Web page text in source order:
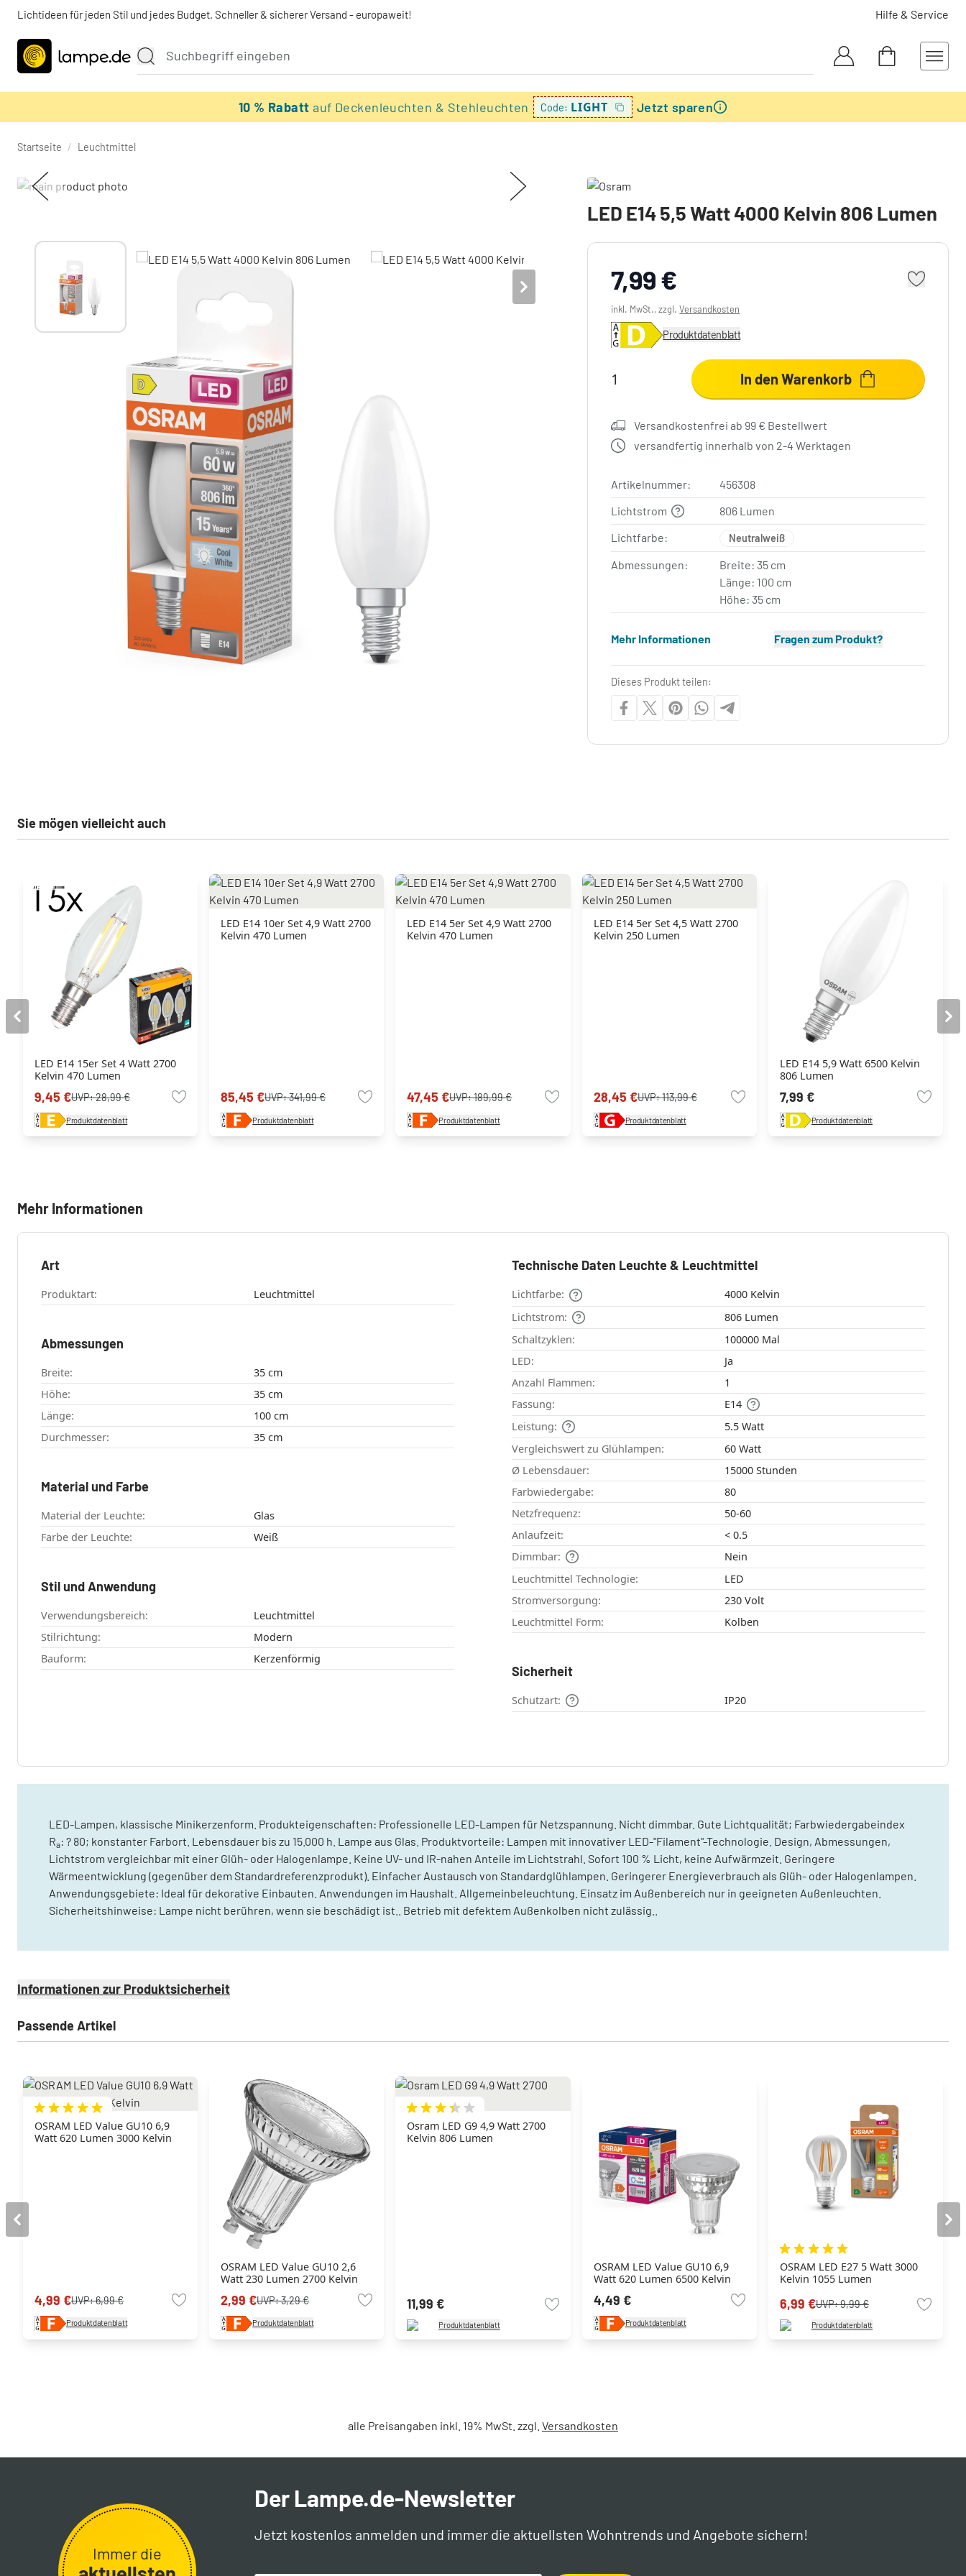
Lichtideen für jeden Stil und jedes Budget. Schneller & sicherer Versand - europaweit! Hilfe & Service
10 % Rabattauf Deckenleuchten & Stehleuchten Code: LIGHT Jetzt sparen
Startseite / Leuchtmittel
LED E14 5,5 Watt 4000 Kelvin 806 Lumen
7,99 €
inkl. MwSt., zzgl.Versandkosten
Produktdatenblatt
In den Warenkorb
Versandkostenfrei ab 99 € Bestellwert
versandfertig innerhalb von 2-4 Werktagen
Artikelnummer:
456308
Lichtstrom
806 Lumen
Lichtfarbe:
Neutralweiß
Abmessungen:
Breite: 35 cm
Länge: 100 cm
Höhe: 35 cm
Mehr Informationen Fragen zum Produkt?
Dieses Produkt teilen:
Sie mögen vielleicht auch
LED E14 15er Set 4 Watt 2700
Kelvin 470 Lumen
9,45 €UVP:28,99 €
Produktdatenblatt
LED E14 10er Set 4,9 Watt 2700
Kelvin 470 Lumen
85,45 €UVP:341,99 €
Produktdatenblatt
LED E14 5er Set 4,9 Watt 2700
Kelvin 470 Lumen
47,45 €UVP:189,99 €
Produktdatenblatt
LED E14 5er Set 4,5 Watt 2700
Kelvin 250 Lumen
28,45 €UVP:113,99 €
Produktdatenblatt
LED E14 5,9 Watt 6500 Kelvin
806 Lumen
7,99 €
Produktdatenblatt
Mehr Informationen
Art
Produktart: Leuchtmittel
Abmessungen
Breite:
35 cm
Höhe:
35 cm
Länge:
100 cm
Durchmesser:
35 cm
Material und Farbe
Material der Leuchte:
Glas
Farbe der Leuchte:
Weiß
Stil und Anwendung
Verwendungsbereich:
Leuchtmittel
Stilrichtung:
Modern
Bauform:
Kerzenförmig
Technische Daten Leuchte & Leuchtmittel
Lichtfarbe:
4000 Kelvin
Lichtstrom:
806 Lumen
Schaltzyklen:
100000 Mal
LED:
Ja
Anzahl Flammen:
1
Fassung:
E14
Leistung:
5.5 Watt
Vergleichswert zu Glühlampen:
60 Watt
Ø Lebensdauer:
15000 Stunden
Farbwiedergabe:
80
Netzfrequenz:
50-60
Anlaufzeit:
< 0.5
Dimmbar:
Nein
Leuchtmittel Technologie:
LED
Stromversorgung:
230 Volt
Leuchtmittel Form:
Kolben
Sicherheit
Schutzart: IP20
LED-Lampen, klassische Minikerzenform. Produkteigenschaften: Professionelle LED-Lampen für Netzspannung. Nicht dimmbar. Gute Lichtqualität; Farbwiedergabeindex
Ra: ? 80; konstanter Farbort. Lebensdauer bis zu 15.000 h. Lampe aus Glas. Produktvorteile: Lampen mit innovativer LED-"Filament"-Technologie. Design, Abmessungen,
Lichtstrom vergleichbar mit einer Glüh- oder Halogenlampe. Keine UV- und IR-nahen Anteile im Lichtstrahl. Sofort 100 % Licht, keine Aufwärmzeit. Geringere
Wärmeentwicklung (gegenüber dem Standardreferenzprodukt). Einfacher Austausch von Standardglühlampen. Geringerer Energieverbrauch als Glüh- oder Halogenlampen.
Anwendungsgebiete: Ideal für dekorative Einbauten. Anwendungen im Haushalt. Allgemeinbeleuchtung. Einsatz im Außenbereich nur in geeigneten Außenleuchten.
Sicherheitshinweise: Lampe nicht berühren, wenn sie beschädigt ist.. Betrieb mit defektem Außenkolben nicht zulässig..
Informationen zur Produktsicherheit
Passende Artikel
OSRAM LED Value GU10 6,9
Watt 620 Lumen 3000 Kelvin
4,99 €UVP:6,99 €
Produktdatenblatt
OSRAM LED Value GU10 2,6
Watt 230 Lumen 2700 Kelvin
2,99 €UVP:3,29 €
Produktdatenblatt
Osram LED G9 4,9 Watt 2700
Kelvin 806 Lumen
11,99 €
Produktdatenblatt
OSRAM LED Value GU10 6,9
Watt 620 Lumen 6500 Kelvin
4,49 €
Produktdatenblatt
OSRAM LED E27 5 Watt 3000
Kelvin 1055 Lumen
6,99 €UVP:9,99 €
Produktdatenblatt
alle Preisangaben inkl. 19% MwSt. zzgl. Versandkosten
Immer die
Der Lampe.de-Newsletter
Jetzt kostenlos anmelden und immer die aktuellsten Wohntrends und Angebote sichern!